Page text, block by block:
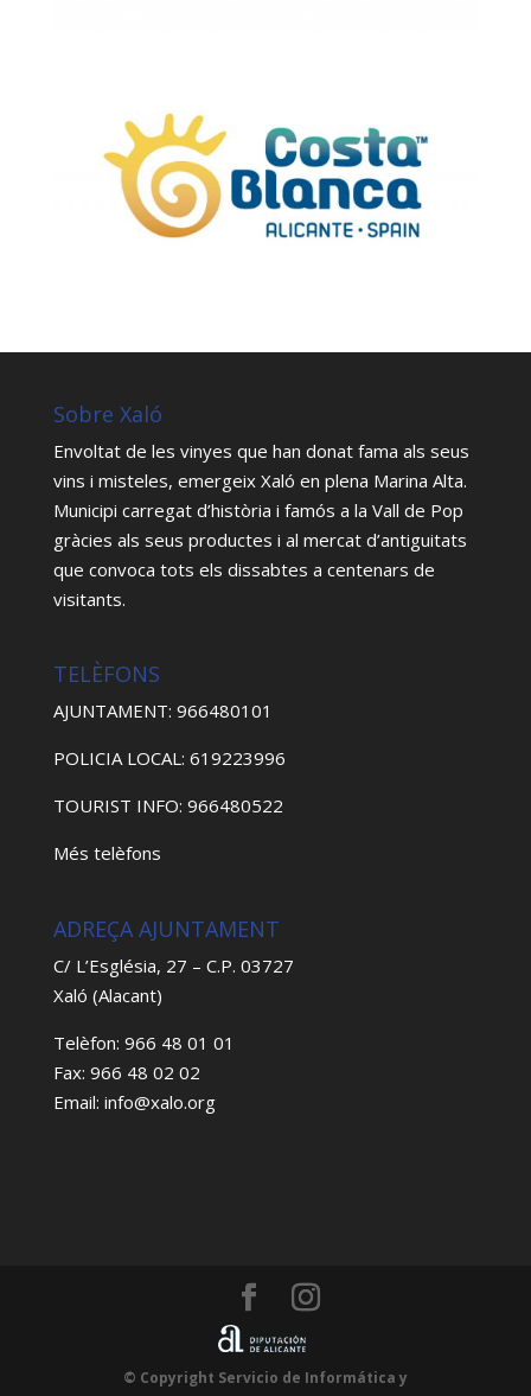
Sobre Xaló
Envoltat de les vinyes que han donat fama als seus
vins i misteles, emergeix Xaló en plena Marina Alta.
Municipi carregat d’història i famós a la Vall de Pop
gràcies als seus productes i al mercat d’antiguitats
que convoca tots els dissabtes a centenars de
visitants.
TELÈFONS
AJUNTAMENT: 966480101
POLICIA LOCAL: 619223996
TOURIST INFO: 966480522
Més telèfons
ADREÇA AJUNTAMENT
C/ L’Església, 27 – C.P. 03727
Xaló (Alacant)
Telèfon: 966 48 01 01
Fax: 966 48 02 02
Email: info@xalo.org
© Copyright Servicio de Informática y